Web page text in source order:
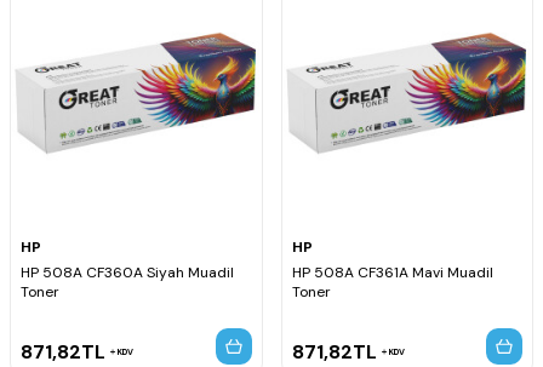
HP
HP 508A CF360A Siyah Muadil
Toner
871,82TL KDV
HP
HP 508A CF361A Mavi Muadil
Toner
871,82TL KDV